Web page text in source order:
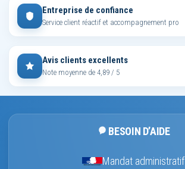
Entreprise de confiance
Service client réactif et accompagnement pro
Avis clients excellents
Note moyenne de 4,89 / 5
BESOIN D’AIDE
Mandat administratif